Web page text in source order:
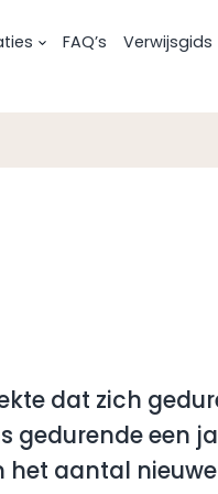
FAQ’s Verwijsgids
dat zich
gedurende een
aantal